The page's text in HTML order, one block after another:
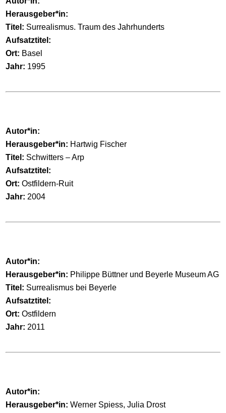
Herausgeber*in:
Titel: Surrealismus. Traum des Jahrhunderts
Aufsatztitel:
Ort: Basel
Jahr: 1995
Autor*in:
Herausgeber*in: Hartwig Fischer
Titel: Schwitters – Arp
Aufsatztitel:
Ort: Ostfildern-Ruit
Jahr: 2004
Autor*in:
Herausgeber*in: Philippe Büttner und Beyerle Museum AG
Titel: Surrealismus bei Beyerle
Aufsatztitel:
Ort: Ostfildern
Jahr: 2011
Autor*in:
Herausgeber*in: Werner Spiess, Julia Drost